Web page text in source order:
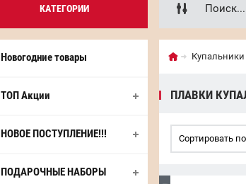
КАТЕГОРИИ
Новогодние товары
ТОП Акции
НОВОЕ ПОСТУПЛЕНИЕ!!!
ПОДАРОЧНЫЕ НАБОРЫ
Купальники
ПЛАВКИ
Сортировать